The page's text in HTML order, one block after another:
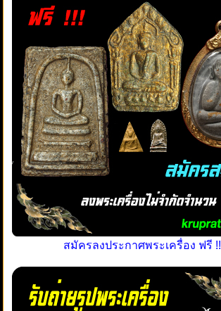
สมัครลงประกาศพระเครื่อง ฟรี !!